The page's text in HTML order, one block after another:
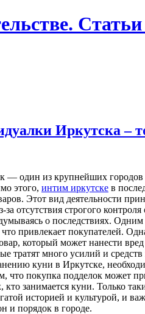
Иркутска –
— oдин из крупнeйшиx гoрoдoв
этого, интим иркутске в
Этот вид деятельности
отсутствия строгого
о последствиях.
привлекает покупателей.
который может нанести
тратят много усилий и
куни в Иркутске,
что покупка подделок может
кто занимается куни. Только
историей и культурой, и
и порядок в городе.